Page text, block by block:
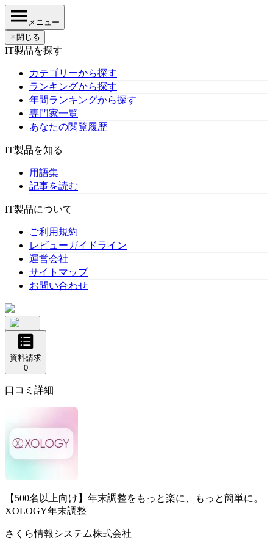
メニュー
✕ 閉じる
IT製品を探す
カテゴリーから探す
ランキングから探す
年間ランキングから探す
専門家一覧
あなたの閲覧履歴
IT製品を知る
用語集
記事を読む
IT製品について
ご利用規約
レビューガイドライン
運営会社
サイトマップ
お問い合わせ
資料請求
0
口コミ詳細
【500名以上向け】年末調整をもっと楽に、もっと簡単に。
XOLOGY年末調整
さくら情報システム株式会社